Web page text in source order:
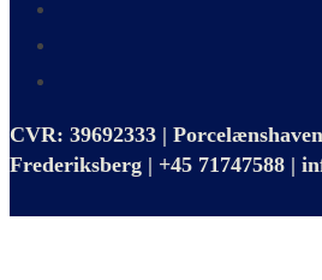
CVR: 39692333 |
Frederiksberg | +45 71747588 |